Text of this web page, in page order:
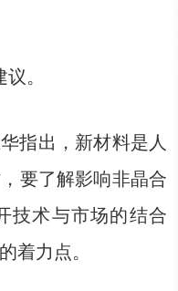
。
指出，新材料是人
要了解影响非晶合
技术与市场的结合
着力点。